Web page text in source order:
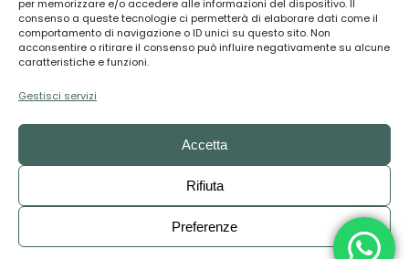
per memorizzare e/o accedere alle informazioni del dispositivo. Il
consenso a queste tecnologie ci permetterà di elaborare dati come il
comportamento di navigazione o ID unici su questo sito. Non
acconsentire o ritirare il consenso può influire negativamente su alcune
caratteristiche e funzioni.
Gestisci servizi
Accetta
Rifiuta
Preferenze
Contatti
+39 055-292237
Copyright © 2024FLORENTOUR– P.IVA: 01494100488 – CF: